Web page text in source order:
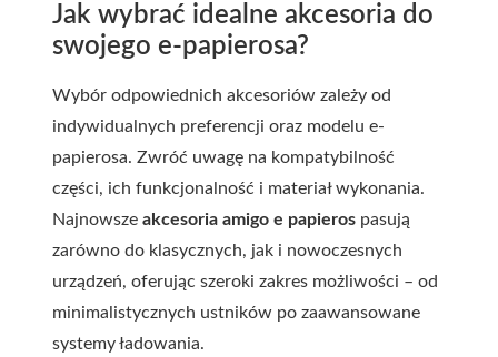
Jak wybrać idealne akcesoria do
swojego e-papierosa?
Wybór odpowiednich akcesoriów zależy od
indywidualnych preferencji oraz modelu e-
papierosa. Zwróć uwagę na kompatybilność
części, ich funkcjonalność i materiał wykonania.
Najnowsze akcesoria amigo e papieros pasują
zarówno do klasycznych, jak i nowoczesnych
urządzeń, oferując szeroki zakres możliwości – od
minimalistycznych ustników po zaawansowane
systemy ładowania.